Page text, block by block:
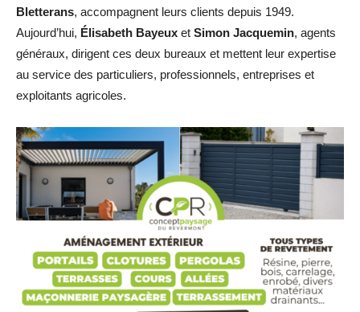
Bletterans, accompagnent leurs clients depuis 1949.
Aujourd’hui, Élisabeth Bayeux et Simon Jacquemin, agents
généraux, dirigent ces deux bureaux et mettent leur expertise
au service des particuliers, professionnels, entreprises et
exploitants agricoles.